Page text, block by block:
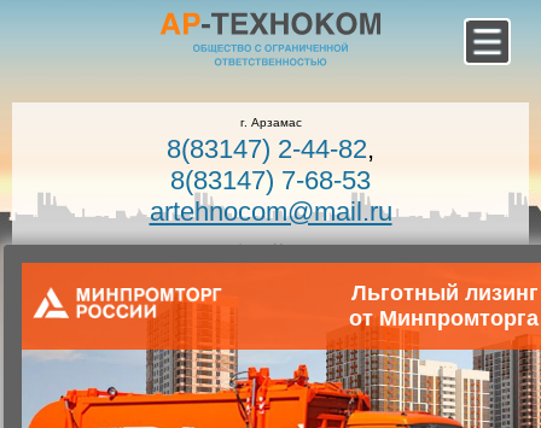
г. Арзамас
8(83147) 2-44-82,
8(83147) 7-68-53
artehnocom@mail.ru
офис г. Москва
Звонок по России бесплатный!
Заказать звонок
Главная
Каталог коммунальной техники
Коммунальная техника
Запчасти для коммунальной техники
Льготный лизинг
от Минпромторга